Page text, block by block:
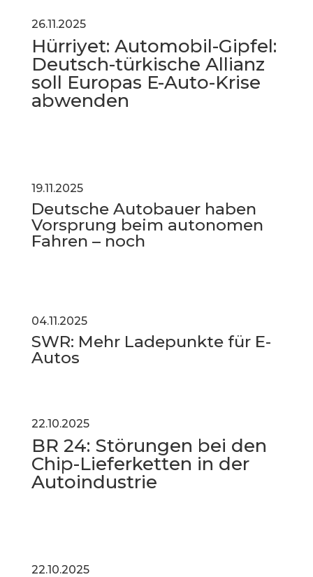
26.11.2025
Hürriyet: Automobil-Gipfel:
Deutsch-türkische Allianz
soll Europas E-Auto-Krise
abwenden
19.11.2025
Deutsche Autobauer haben
Vorsprung beim autonomen
Fahren – noch
04.11.2025
SWR: Mehr Ladepunkte für E-
Autos
22.10.2025
BR 24: Störungen bei den
Chip-Lieferketten in der
Autoindustrie
22.10.2025